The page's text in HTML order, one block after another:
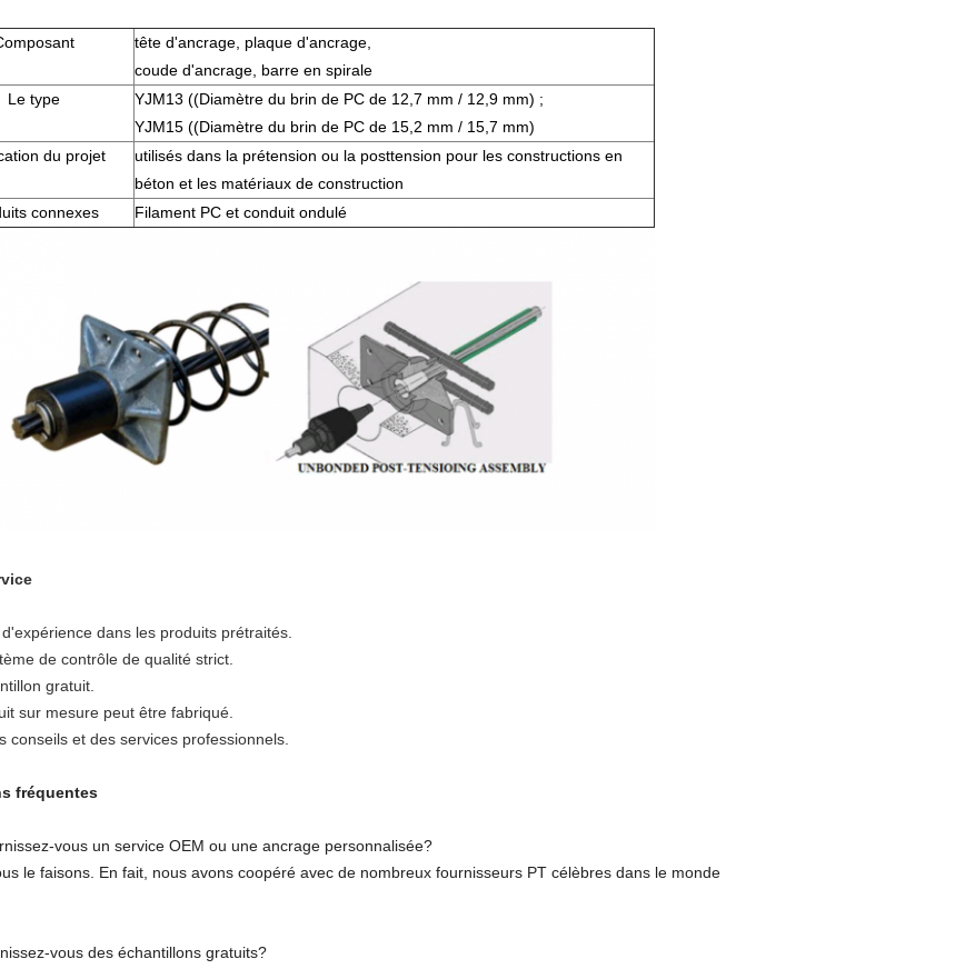
tête d'ancrage, plaque d'ancrage,
coude d'ancrage, barre en spirale
Le type
YJM13 ((Diamètre du brin de PC de 12,7 mm / 12,9 mm) ;
YJM15 ((Diamètre du brin de PC de 15,2 mm / 15,7 mm)
du projet
utilisés dans la prétension ou la posttension pour les constructions en
béton et les matériaux de construction
connexes
Filament PC et conduit ondulé
dans les produits prétraités.
de contrôle de qualité strict.
gratuit.
sur mesure peut être fabriqué.
conseils et des services professionnels.
fréquentes
vous un service OEM ou une ancrage personnalisée?
le faisons. En fait, nous avons coopéré avec de nombreux fournisseurs PT célèbres dans le monde
vous des échantillons gratuits?